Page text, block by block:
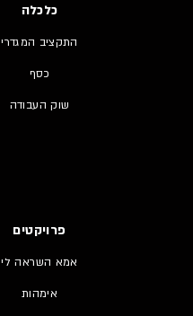
כלכלה
התקציב המגדרי
כסף
שוק העבודה
פרויקטים
אמא השראה לי
אימהות